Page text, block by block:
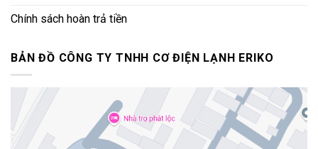
Chính sách hoàn trả tiền
BẢN ĐỒ CÔNG TY TNHH CƠ ĐIỆN LẠNH ERIKO